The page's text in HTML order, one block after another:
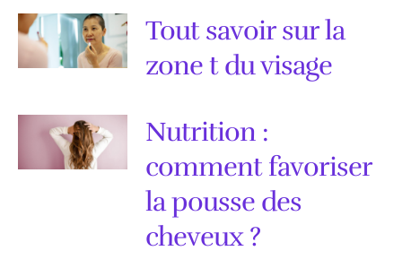
Tout savoir sur la
zone t du visage
Nutrition :
comment favoriser
la pousse des
cheveux ?